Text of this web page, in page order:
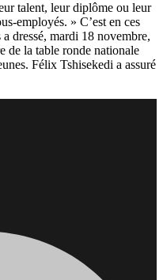
talent, leur diplôme ou leur
employés. » C’est en ces
dressé, mardi 18 novembre,
de la table ronde nationale
Félix Tshisekedi a assuré